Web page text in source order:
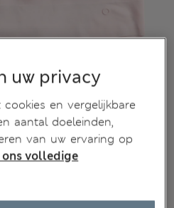
uw privacy
en vergelijkbare
aantal doeleinden,
van uw ervaring op
ons volledige